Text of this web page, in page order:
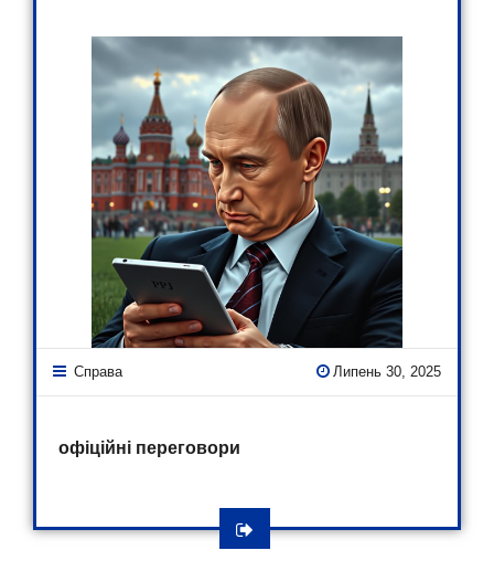
Справа Липень 30, 2025
офіційні переговори